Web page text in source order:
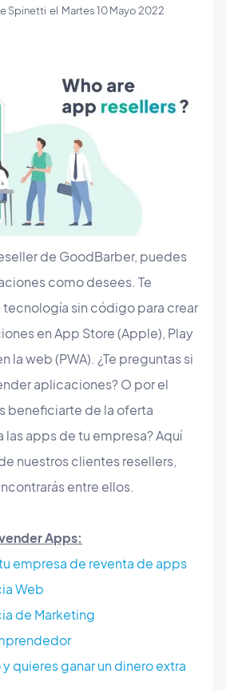
Spinetti el Martes 10 Mayo 2022
de GoodBarber, puedes
como desees. Te
sin código para crear
en App Store (Apple), Play
la web (PWA). ¿Te preguntas si
aplicaciones? O por el
beneficiarte de la oferta
las apps de tu empresa? Aquí
nuestros clientes resellers,
entre ellos.
Apps:
empresa de reventa de apps
Web
de Marketing
quieres ganar un dinero extra